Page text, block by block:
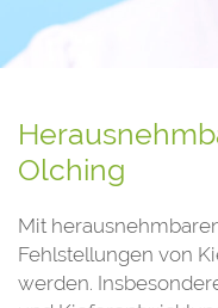
Olching
Mit
Fehlstellungen von
werden.